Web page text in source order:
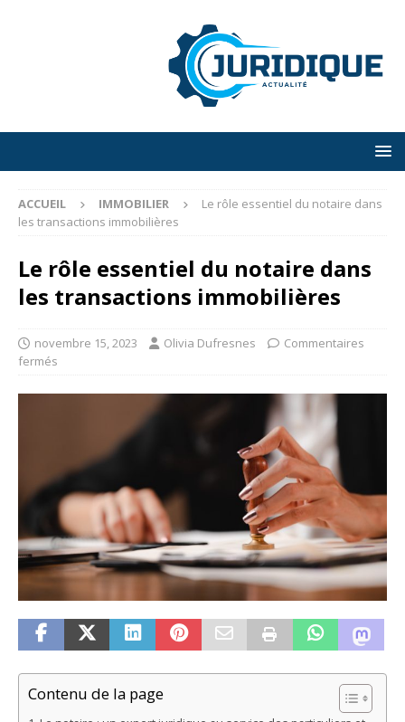
ACCUEIL IMMOBILIER
Le rôle essentiel du notaire dans
les transactions immobilières
Le rôle essentiel du notaire dans
les transactions immobilières
novembre 15, 2023 Olivia Dufresnes
Commentaires
fermés
Contenu de la page